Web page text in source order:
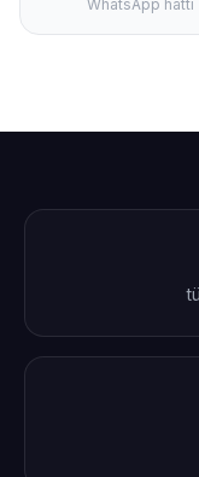
WhatsApp hattı